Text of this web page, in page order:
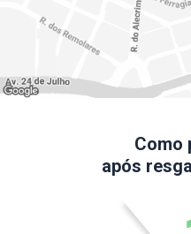
Como
após